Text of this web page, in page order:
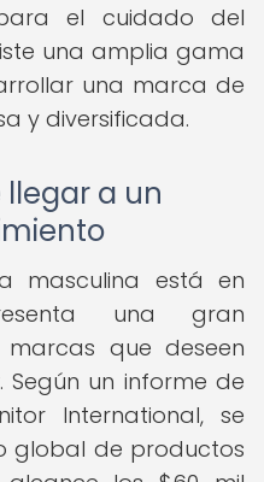
el cuidado del
una amplia gama
una marca de
y diversificada.
a un
masculina está en
una gran
que deseen
Según un informe de
International, se
global de productos